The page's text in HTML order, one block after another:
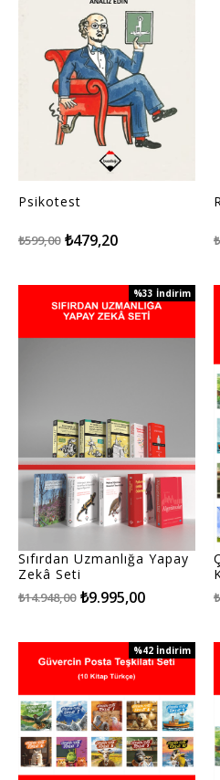
Psikotest
₺479,20
₺599,00
Sıfırdan Uzmanlığa Yapay
Zekâ Seti
₺9.995,00
₺14.948,00
%33 İndirim
%33İndirim
%42 İndirim
%42İndirim